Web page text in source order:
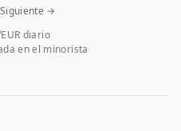
diario
en el minorista
Siguiente →